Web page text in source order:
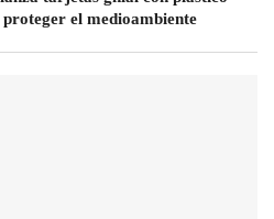
el medioambiente